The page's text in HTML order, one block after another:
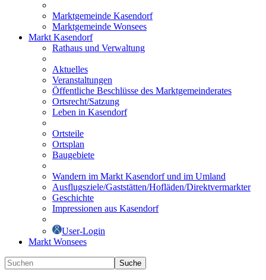
Marktgemeinde Kasendorf
Marktgemeinde Wonsees
Markt Kasendorf
Rathaus und Verwaltung
Aktuelles
Veranstaltungen
Öffentliche Beschlüsse des Marktgemeinderates
Ortsrecht/Satzung
Leben in Kasendorf
Ortsteile
Ortsplan
Baugebiete
Wandern im Markt Kasendorf und im Umland
Ausflugsziele/Gaststätten/Hofläden/Direktvermarkter
Geschichte
Impressionen aus Kasendorf
User-Login
Markt Wonsees
Suche